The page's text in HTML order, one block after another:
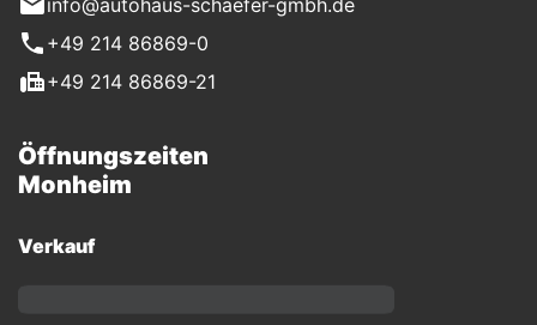
info@autohaus-schaefer-gmbh.de
+49 214 86869-0
+49 214 86869-21
Öffnungszeiten
Monheim
Verkauf